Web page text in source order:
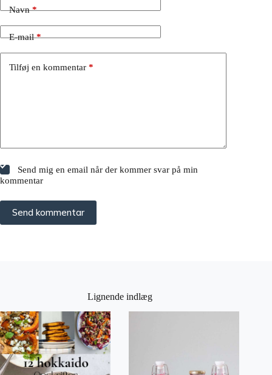
Navn*
E-mail*
Tilføj en kommentar *
Send mig en email når der kommer svar på min
kommentar
Send kommentar
Lignende indlæg